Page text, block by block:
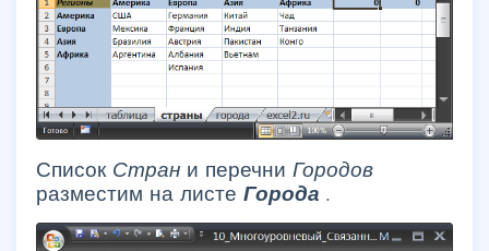
Список Стран и перечни Городов
разместим на листе Города .